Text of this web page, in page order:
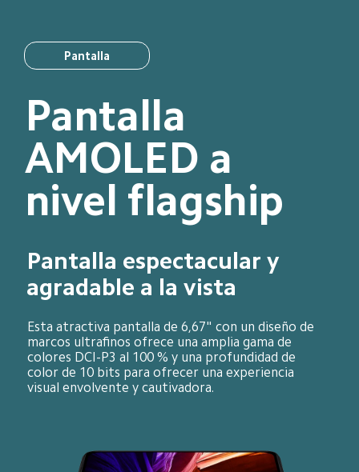
Pantalla
Pantalla
AMOLED a
nivel flagship
Pantalla espectacular y
agradable a la vista
Esta atractiva pantalla de 6,67" con un diseño de
marcos ultrafinos ofrece una amplia gama de
colores DCI-P3 al 100 % y una profundidad de
color de 10 bits para ofrecer una experiencia
visual envolvente y cautivadora.